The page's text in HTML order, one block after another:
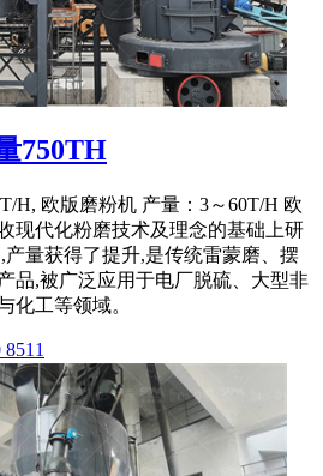
750TH
H, 欧版磨粉机 产量：3～60T/H 欧
现代化粉磨技术及理念的基础上研
产量获得了提升,是传统雷蒙磨、摆
品,被广泛应用于电厂脱硫、大型非
化工等领域。